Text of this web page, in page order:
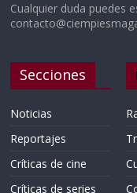
Cualquier duda puedes
Secciones
Noticias
Reportajes
Críticas de cine
Críticas de series